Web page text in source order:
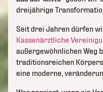
dreijährige
Seit drei Jahren dürfen
Kassenärztliche
außergewöhnlichen Weg
traditionsreichen
eine moderne,